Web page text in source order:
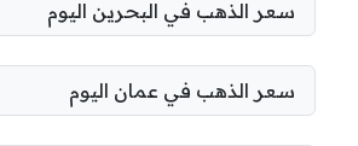
سعر الذهب في البحرين اليوم
سعر الذهب في عمان اليوم